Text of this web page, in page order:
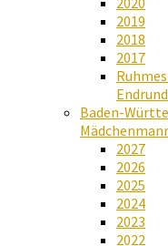
2019
2018
2017
Baden-
2027
2026
2025
2024
2023
2022